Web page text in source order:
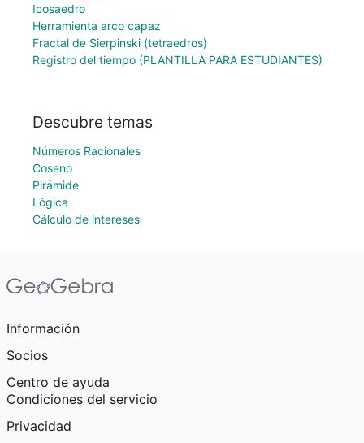
Icosaedro
Herramienta arco capaz
Fractal de Sierpinski (tetraedros)
Registro del tiempo (PLANTILLA PARA ESTUDIANTES)
Descubre temas
Números Racionales
Coseno
Pirámide
Lógica
Cálculo de intereses
Información
Socios
Centro de ayuda
Condiciones del servicio
Privacidad